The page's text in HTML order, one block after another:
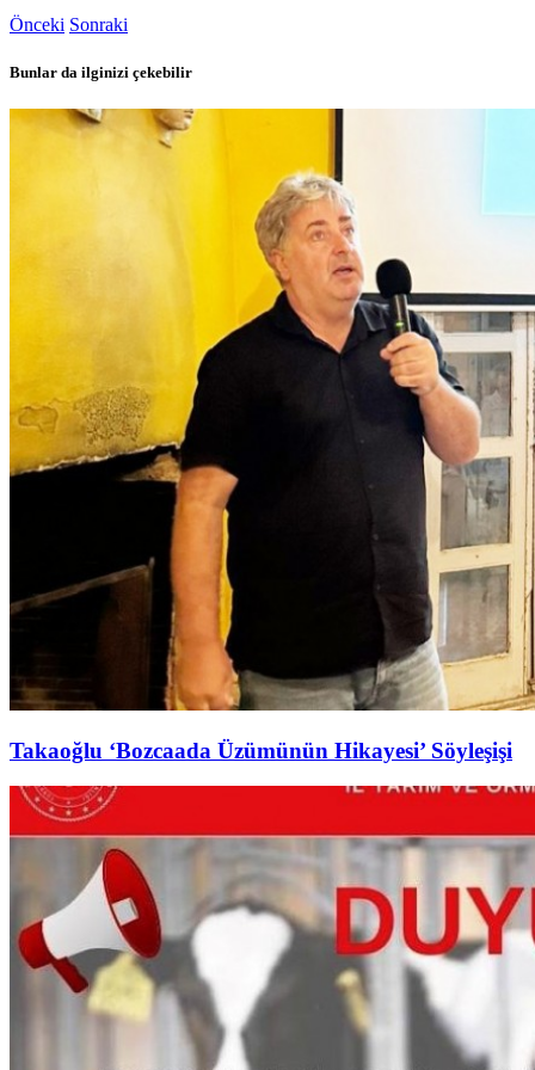
Önceki Sonraki
Bunlar da ilginizi çekebilir
Takaoğlu ‘Bozcaada Üzümünün Hikayesi’ Söyleşişi